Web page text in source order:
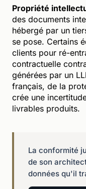
Propriété
des documents
hébergé par un
se pose. Certains
clients pour ré-
contractuelle
générées par un
français, de la
crée une
livrables produits.
La conformité
de son
données qu'il